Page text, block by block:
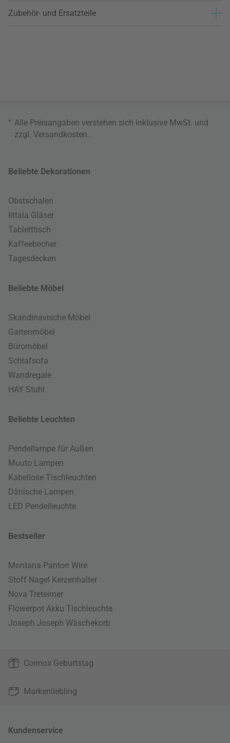
Zubehör- und Ersatzteile
* Alle Preisangaben verstehen sich inklusive MwSt. und
zzgl. Versandkosten
Beliebte Dekorationen
Obstschalen
Iittala Gläser
Tabletttisch
Kaffeebecher
Tagesdecken
Beliebte Möbel
Skandinavische Möbel
Gartenmöbel
Büromöbel
Schlafsofa
Wandregale
HAY Stuhl
Beliebte Leuchten
Pendellampe für Außen
Muuto Lampen
Kabellose Tischleuchten
Dänische Lampen
LED Pendelleuchte
Bestseller
Montana Panton Wire
Stoff Nagel Kerzenhalter
Nova Treteimer
Flowerpot Akku Tischleuchte
Joseph Joseph Wäschekorb
Connox Geburtstag
Markenliebling
Kundenservice